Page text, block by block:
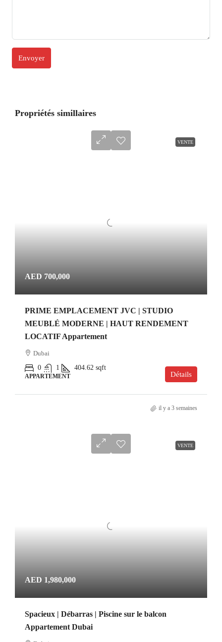
Propriétés simillaires
VENTE
AED 700,000
PRIME EMPLACEMENT JVC | STUDIO
MEUBLÉ MODERNE | HAUT RENDEMENT
LOCATIF Appartement
Dubai
0
1 404.62 sqft
APPARTEMENT Détails
il y a 3 semaines
VENTE
AED 1,980,000
Spacieux | Débarras | Piscine sur le balcon
Appartement Dubai